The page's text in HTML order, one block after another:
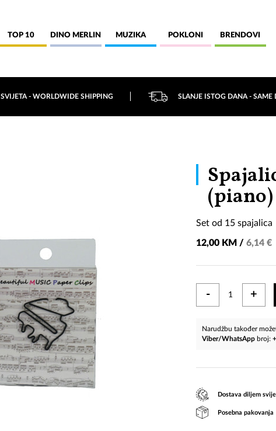
TOP 10 DINO MERLIN MUZIKA POKLONI BRENDOVI
- WORLDWIDE SHIPPING SLANJE ISTOG DANA - SAME
(piano)
Set od 15 spajalica
12,00 KM /6,14 €
- +
Narudžbu također
Viber/WhatsApp broj:
Dostava diljem
Posebna pakovanja